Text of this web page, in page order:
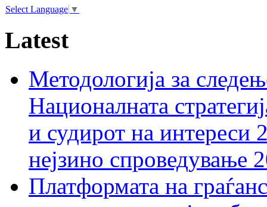
Select Language ▼
Latest
Методологија за
Националната
и судирот на интереси
нејзино спроведување
Платформата на